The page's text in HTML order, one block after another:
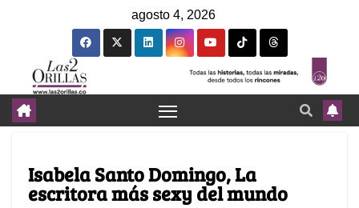
agosto 4, 2026
Isabela Santo Domingo, La
escritora más sexy del mundo